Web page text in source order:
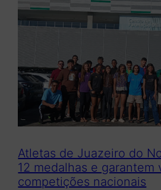
Atletas de Juazeiro do
12 medalhas e garantem
competições nacionais